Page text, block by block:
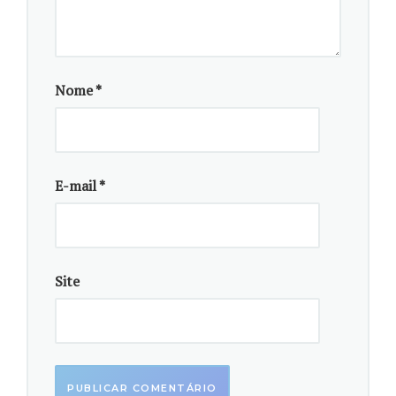
Steven Weirather
O pesquisador explica que para o desenvolvimento da
técnica se teve o cuidado de escolher um método que
indesejáveis. A vantagem de ser um processo a seco,
por exemplo, evita a necessidade de etapas
dispendiosas de secagem, ao contrário de outros
Nome*
E-mail*
Site